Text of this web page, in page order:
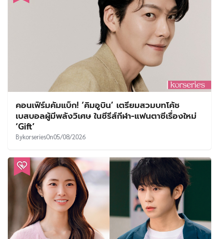
คอนเฟิร์มคัมแบ็ก! ‘คิมอูบิน’ เตรียมสวมบทโค้ช
เบสบอลผู้มีพลังวิเศษ ในซีรีส์กีฬา-แฟนตาซีเรื่องใหม่
‘Gift’
BykorseriesOn05/08/2026